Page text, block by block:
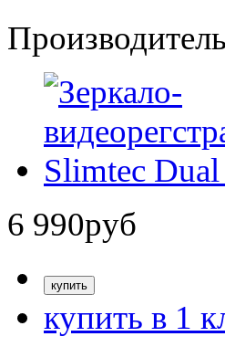
6 990руб
купить в 1